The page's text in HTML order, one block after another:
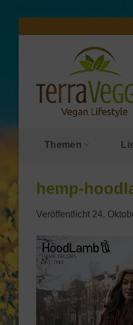
Themen
hemp-
Veröffentlicht 24.